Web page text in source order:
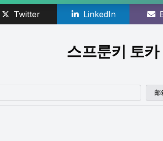
Twitter LinkedIn
스프룬키 토카
邮